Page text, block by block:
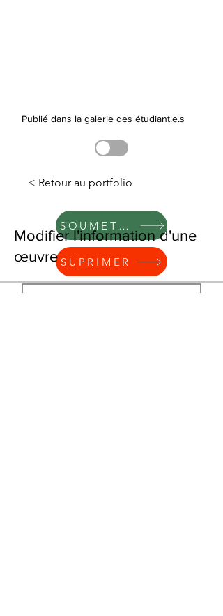
Publié dans la galerie des étudiant.e.s
SOUMETTRE
SUPRIMER
< Retour au portfolio
Modifier l'information d'une
œuvre